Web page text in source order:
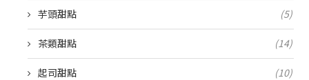
芋頭甜點 (5)
茶類甜點 (14)
起司甜點 (10)